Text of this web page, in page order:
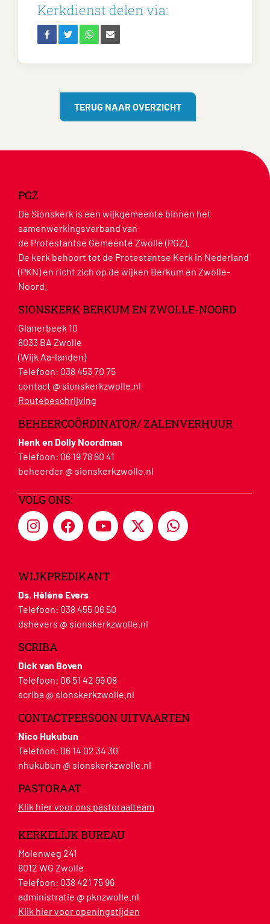
Kerkdienst delen via:
TERUG NAAR OVERZICHT
PGZ
De Sionskerk is een wijkgemeente binnen het
samenwerkingsverband van
de Protestantse Gemeente Zwolle (PGZ).
De kerk behoort tot de Protestantse Kerk in Nederland
(PKN) en richt zich op de wijken Berkum en Zwolle-
Noord.
SIONSKERK BERKUM EN ZWOLLE-NOORD
Glanerbeek 10
8033 BA Zwolle
(Wijk Aa-landen)
Telefoon: 038 453 70 75
contact @ sionskerkzwolle.nl
Routebeschrijving
BEHEERCOÖRDINATOR/ ZALENVERHUUR
Henk en Dolly Noordman
Telefoon: 06 19 78 60 41
beheerder @ sionskerkzwolle.nl
VOLG ONS:
WIJKPREDIKANT
Ds. Hélène Evers
Telefoon: 038 455 06 50
dshevers @ sionskerkzwolle.nl
SCRIBA
Dick van Boven
Telefoon: 06 51 42 99 08
scriba @ sionskerkzwolle.nl
CONTACTPERSOON UITVAARTEN
Nico Hukubun
Telefoon: 06 14 02 34 30
nhukubun @ sionskerkzwolle.nl
PASTORAAT
Klik hier voor ons pastoraalteam
KERKELIJK BUREAU
Molenweg 241
8012 WG Zwolle
Telefoon: 038 421 75 96
administratie @ pknzwolle.nl
Klik hier voor openingstijden